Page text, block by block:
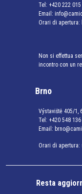
Tel: +420 222
Email:
Orari di apertura:
Non si effettua
incontro con un
Brno
Výstaviště 405/1,
Tel: +420 548
Email:
Orari di apertura:
Resta